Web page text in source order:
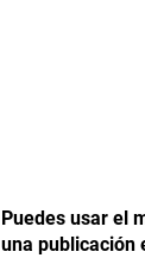
Puedes usar el
una publicación